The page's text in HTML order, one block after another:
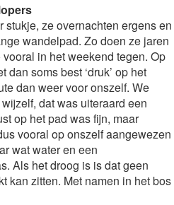
ze overnachten ergens en
wandelpad. Zo doen ze jaren
in het weekend tegen. Op
soms best ‘druk’ op het
dan weer voor onszelf. We
dat was uiteraard een
op het pad was fijn, maar
vooral op onszelf aangewezen
wat water en een
Als het droog is is dat geen
kan zitten. Met namen in het bos